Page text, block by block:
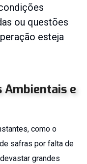
ou questões
esteja
Ambientais e
como o
safras por falta de
grandes